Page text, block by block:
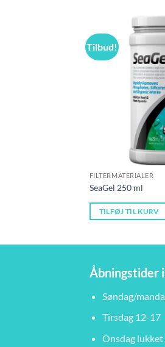
Tilbud!
FILTERMATERIALER
SeaGel 250 ml
TILFØJ TIL KURV
Åbningstider
Søndag/
Tirsdag 12-17
Onsdag lukket